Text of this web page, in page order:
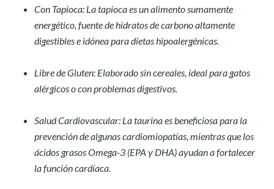
Con Tapioca: La tapioca es un alimento sumamente
energético, fuente de hidratos de carbono altamente
digestibles e idónea para dietas hipoalergénicas.
Libre de Gluten: Elaborado sin cereales, ideal para gatos
alérgicos o con problemas digestivos.
Salud Cardiovascular: La taurina es beneficiosa para la
prevención de algunas cardiomiopatías, mientras que los
ácidos grasos Omega-3 (EPA y DHA) ayudan a fortalecer
la función cardíaca.